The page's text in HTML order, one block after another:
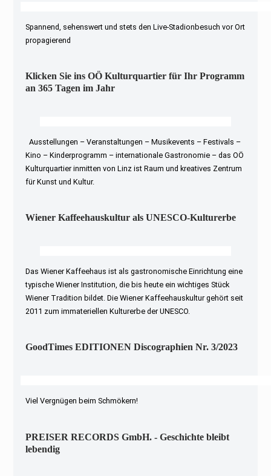
Spannend, sehenswert und stets den Live-Stadionbesuch vor Ort
propagierend
Klicken Sie ins OÖ Kulturquartier für Ihr Programm
an 365 Tagen im Jahr
Ausstellungen – Veranstaltungen – Musikevents – Festivals –
Kino – Kinderprogramm – internationale Gastronomie – das OÖ
Kulturquartier inmitten von Linz ist Raum und kreatives Zentrum
für Kunst und Kultur.
Wiener Kaffeehauskultur als UNESCO-Kulturerbe
Das Wiener Kaffeehaus ist als gastronomische Einrichtung eine
typische Wiener Institution, die bis heute ein wichtiges Stück
Wiener Tradition bildet. Die Wiener Kaffeehauskultur gehört seit
2011 zum immateriellen Kulturerbe der UNESCO.
GoodTimes EDITIONEN Discographien Nr. 3/2023
Viel Vergnügen beim Schmökern!
PREISER RECORDS GmbH. - Geschichte bleibt
lebendig